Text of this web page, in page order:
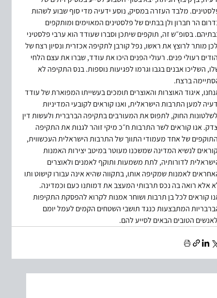
מלבד העזרה במסיק, נוסע ידעיה מדי סוף שבוע לשהות
הר חברון ולן בבתים של פלסטינים המאוימים ומותקפים
בסופ״ש זה, תוקפים שיתכן וסברו שעודד הוא ערבי פלסטיני
מותר לרוצץ את ראשו, נפל קורבן לתקיפה אכזרית ונסיון רצח של
רעולי פנים. רעולי הפנים היכו את עודד, שברו את עצם הלחי
השליכו אבנים בגבו וגרמו לפגיעות נוספות. בנס התקיפה לא
ברצח.
איגוד האוצרות והאוצרים תומכים בעשייתו המפוארת של עודד
למען התרבות הישראלית, ואנו קוראים לקובעי המדיניות
החוק, לתפוס את המעורבים בתקיפה הברברית ולעשות דין
אנו קוראים לשר התרבות ח״כ מיקי זוהר לגנות את התקיפה
של אחד מעמודי התווך של התרבות הישראלית העכשווית,
לנשיא המדינה שמשכנו מעוטר במיטב יצירות האמנות
לדורותיה, לתת משמעות ותוקף לאמנים ולאוצרים
לאמנות שמקיפה אותו, בתקווה שהיא אינה עבורו קישוט ותו
אלא רואה בה נכס תרבותי המעצב את דמותנו כעם וכמדינה.
קוראים לכל בן תרבות ושוחר אמנות לקרוא להפסקת התקיפות
המתבצעות כנגד תושבי השטחים הקמים לעמל יומם
הטובים הבאים לסייע להם.